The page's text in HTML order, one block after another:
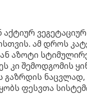
ამ დროს
აზოტი
შემოდგომის
გაზრდის
ფესვთა